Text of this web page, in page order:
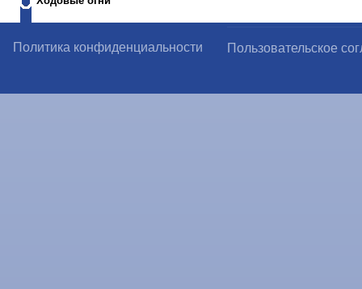
Политика конфиденциальности Пользовательское